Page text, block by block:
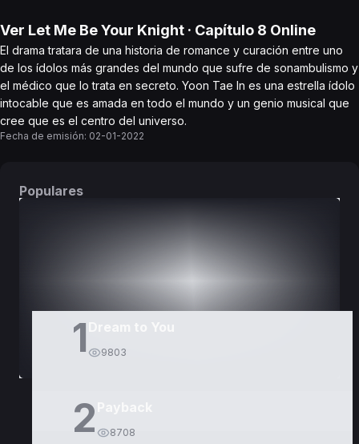
Ver Let Me Be Your Knight · Capítulo 8 Online
El drama tratara de una historia de romance y curación entre uno
de los ídolos más grandes del mundo que sufre de sonambulismo y
el médico que lo trata en secreto. Yoon Tae In es una estrella ídolo
intocable que es amada en todo el mundo y un genio musical que
cree que es el centro del universo.
Fecha de emisión: 02-01-2022
Populares
1 9803
2 8708